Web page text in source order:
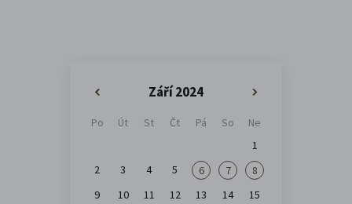
Září 2024
Po Út St Čt Pá So
Ne
1
2
3 4 5 6 7
8
9
10 11 12 13 14 15